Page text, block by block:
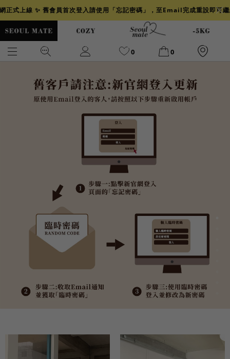
正式上線 ✨ 舊會員首次登入請使用「忘記密碼」，至Email完成重設即可
0 0
小香
牛仔裙